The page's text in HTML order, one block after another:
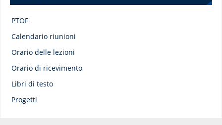
PTOF
Calendario riunioni
Orario delle lezioni
Orario di ricevimento
Libri di testo
Progetti